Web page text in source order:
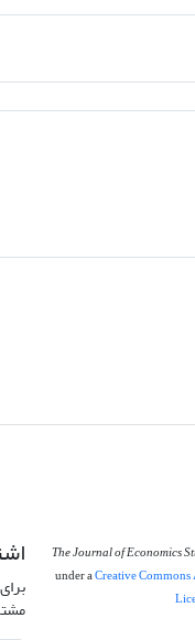
The Journal of Economics
under aCreative